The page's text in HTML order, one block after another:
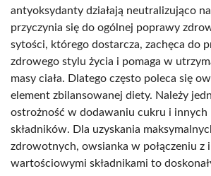
antyoksydanty działają neutralizująco
przyczynia się do ogólnej poprawy
sytości, którego dostarcza, zachęca do
zdrowego stylu życia i pomaga w
masy ciała. Dlatego często poleca się
element zbilansowanej diety. Należy
ostrożność w dodawaniu cukru i innych
składników. Dla uzyskania
zdrowotnych, owsianka w połączeniu z
wartościowymi składnikami to